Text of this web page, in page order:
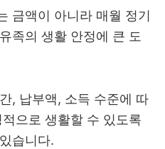
금액이 아니라 매월 정기
족의 생활 안정에 큰 도
, 납부액, 소득 수준에 따
으로 생활할 수 있도록
습니다.